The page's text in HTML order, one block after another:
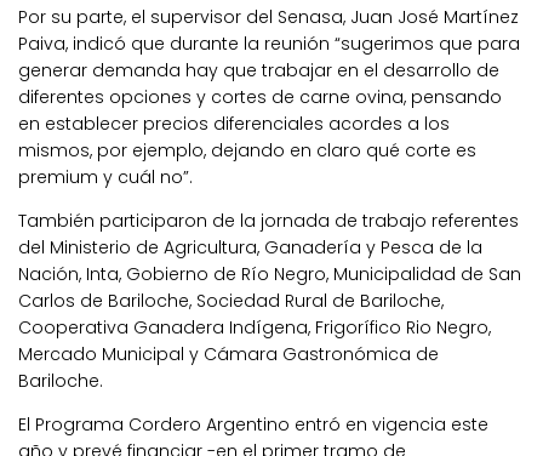
Por su parte, el supervisor del Senasa, Juan José Martínez
Paiva, indicó que durante la reunión “sugerimos que para
generar demanda hay que trabajar en el desarrollo de
diferentes opciones y cortes de carne ovina, pensando
en establecer precios diferenciales acordes a los
mismos, por ejemplo, dejando en claro qué corte es
premium y cuál no”.
También participaron de la jornada de trabajo referentes
del Ministerio de Agricultura, Ganadería y Pesca de la
Nación, Inta, Gobierno de Río Negro, Municipalidad de San
Carlos de Bariloche, Sociedad Rural de Bariloche,
Cooperativa Ganadera Indígena, Frigorífico Rio Negro,
Mercado Municipal y Cámara Gastronómica de
Bariloche.
El Programa Cordero Argentino entró en vigencia este
año y prevé financiar -en el primer tramo de